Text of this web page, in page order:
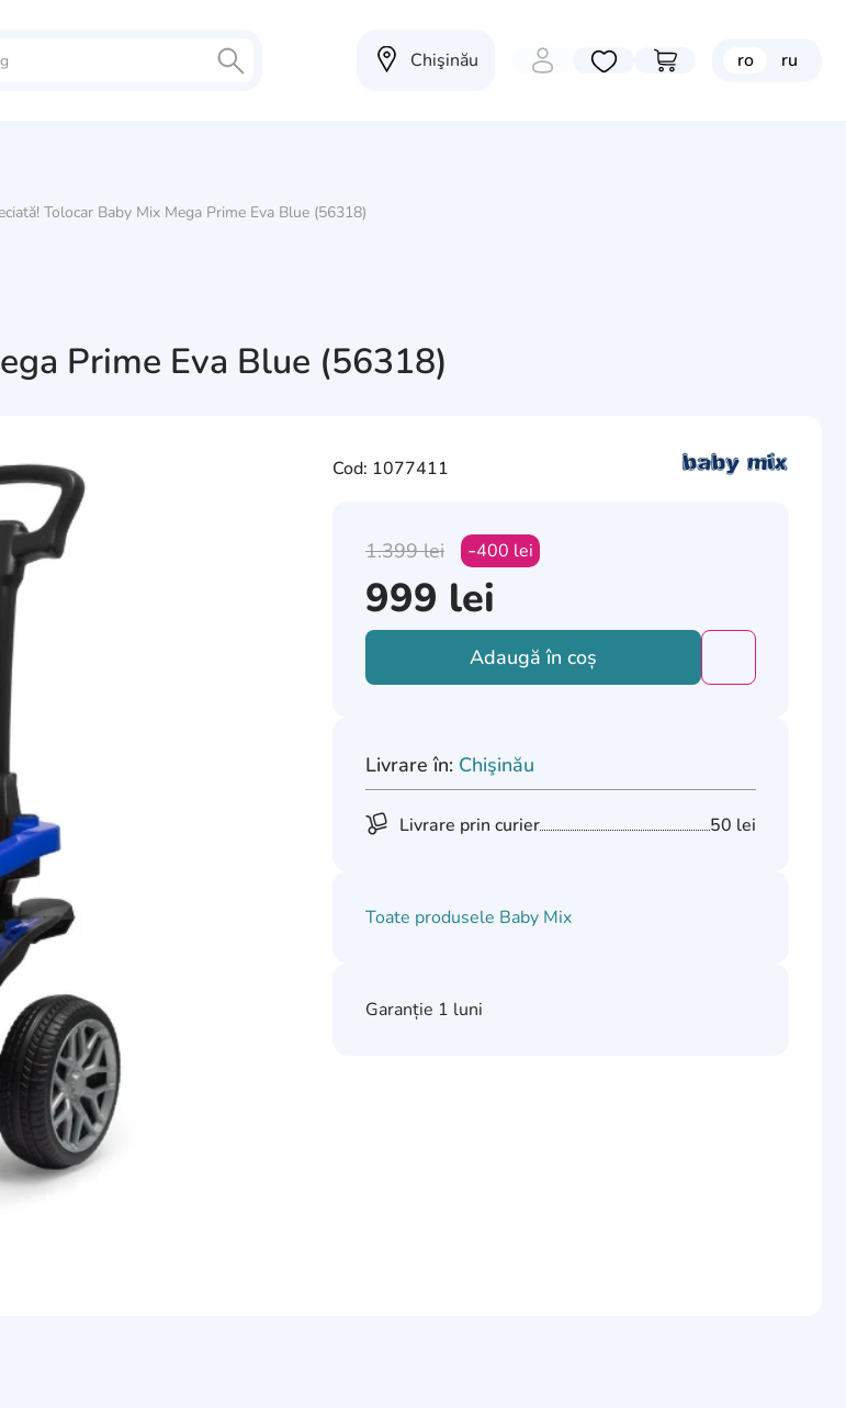
Chişinău Избранные товары
Перейти в корзину
ro ru
Tolocar Baby Mix Mega Prime Eva Blue (56318)
Prime Eva Blue (56318)
Cod: 1077411
1.399lei 400 lei
999 lei
Adaugă în coș
Livrare în: Chişinău
Livrare prin curier 50 lei
Toate produsele Baby Mix
Garanție 1 luni